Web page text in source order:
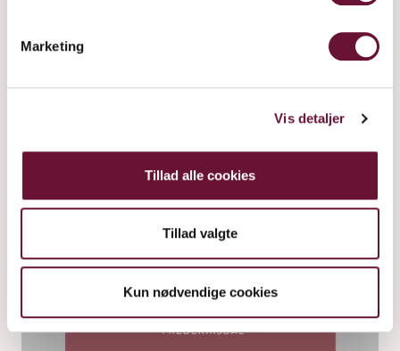
Marketing
Vis detaljer
Tillad alle cookies
Tillad valgte
Kun nødvendige cookies
RØD